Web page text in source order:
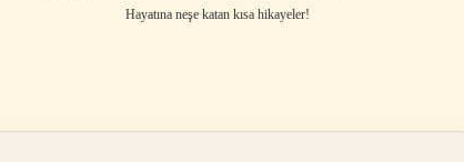
Hayatına neşe katan kısa hikayeler!